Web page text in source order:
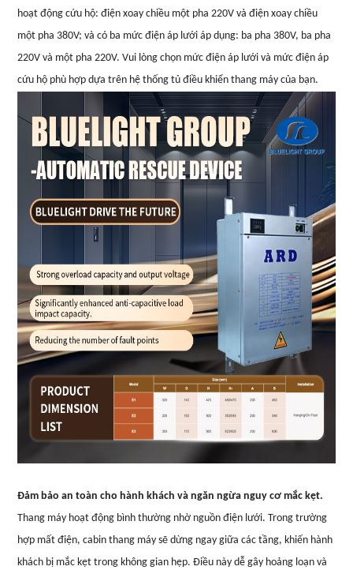
hoạt động cứu hộ: điện xoay chiều một pha 220V và điện xoay chiều
một pha 380V; và có ba mức điện áp lưới áp dụng: ba pha 380V, ba pha
220V và một pha 220V. Vui lòng chọn mức điện áp lưới và mức điện áp
cứu hộ phù hợp dựa trên hệ thống tủ điều khiển thang máy của bạn.
Đảm bảo an toàn cho hành khách và ngăn ngừa nguy cơ mắc kẹt.
Thang máy hoạt động bình thường nhờ nguồn điện lưới. Trong trường
hợp mất điện, cabin thang máy sẽ dừng ngay giữa các tầng, khiến hành
khách bị mắc kẹt trong không gian hẹp. Điều này dễ gây hoảng loạn và